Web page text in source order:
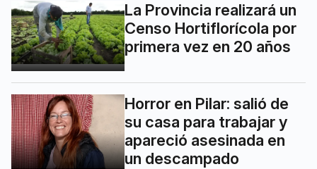
La Provincia realizará un
Censo Hortiflorícola por
primera vez en 20 años
Horror en Pilar: salió de
su casa para trabajar y
apareció asesinada en
un descampado